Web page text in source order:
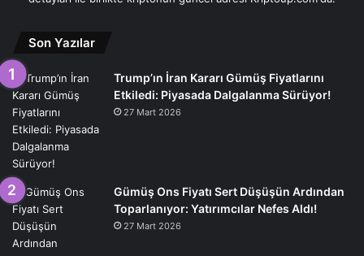
Son Yazılar
Trump’ın İran Kararı Gümüş Fiyatlarını
Etkiledi: Piyasada Dalgalanma Sürüyor!
27 Mart 2026
Gümüş Ons Fiyatı Sert Düşüşün Ardından
Toparlanıyor: Yatırımcılar Nefes Aldı!
27 Mart 2026